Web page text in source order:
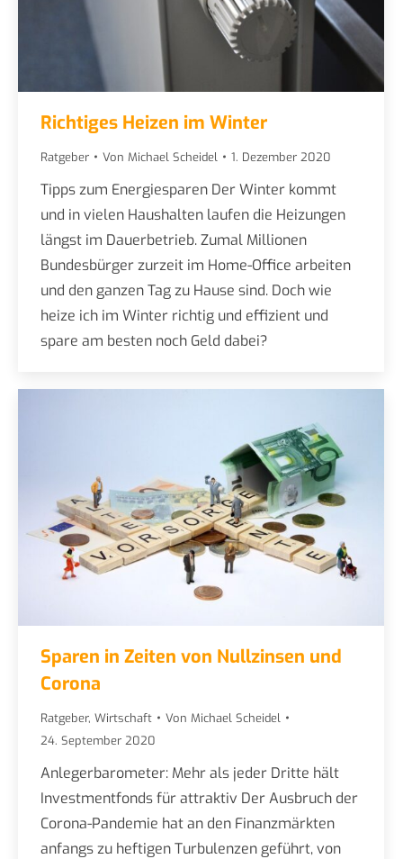
Richtiges Heizen im Winter
Ratgeber Von Michael Scheidel 1. Dezember 2020
Tipps zum Energiesparen Der Winter kommt
und in vielen Haushalten laufen die Heizungen
längst im Dauerbetrieb. Zumal Millionen
Bundesbürger zurzeit im Home-Office arbeiten
und den ganzen Tag zu Hause sind. Doch wie
heize ich im Winter richtig und effizient und
spare am besten noch Geld dabei?
Sparen in Zeiten von Nullzinsen und
Corona
Ratgeber, Wirtschaft Von Michael Scheidel
24. September 2020
Anlegerbarometer: Mehr als jeder Dritte hält
Investmentfonds für attraktiv Der Ausbruch der
Corona-Pandemie hat an den Finanzmärkten
anfangs zu heftigen Turbulenzen geführt, von